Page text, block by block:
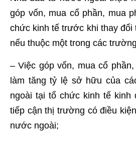
góp vốn, mua cổ phần, mua
chức kinh tế trước khi thay đổi
nếu thuộc một trong các
– Việc góp vốn, mua cổ
làm tăng tỷ lệ sở hữu của
ngoài tại tổ chức kinh tế kinh
tiếp cận thị trường có điều
nước ngoài;